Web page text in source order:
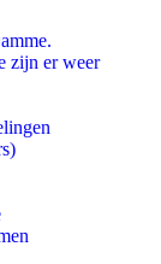
zijn er weer